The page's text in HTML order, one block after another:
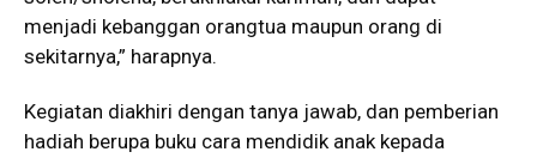
menjadi kebanggan orangtua maupun orang di
sekitarnya,” harapnya.
Kegiatan diakhiri dengan tanya jawab, dan pemberian
hadiah berupa buku cara mendidik anak kepada